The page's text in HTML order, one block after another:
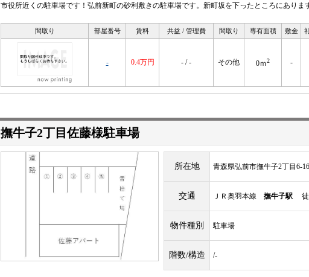
市役所近くの駐車場です！弘前新町の砂利敷きの駐車場です。新町坂を下ったところにありま
間取り 部屋番号 賃料 共益 / 管理費 間取り 専有面積 敷金
- 0.4万円 - / - その他 0ｍ2 -
撫牛子2丁目佐藤様駐車場
所在地 青森県弘前市撫牛子2丁目6-16
交通 ＪＲ奥羽本線 撫牛子駅 徒
物件種別 駐車場
階数/構造 /-